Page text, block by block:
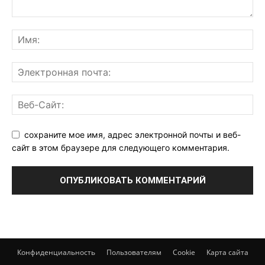
сохраните мое имя, адрес электронной почты и веб-
сайт в этом браузере для следующего комментария.
Конфиденциальность Пользователям Cookie Карта сайта